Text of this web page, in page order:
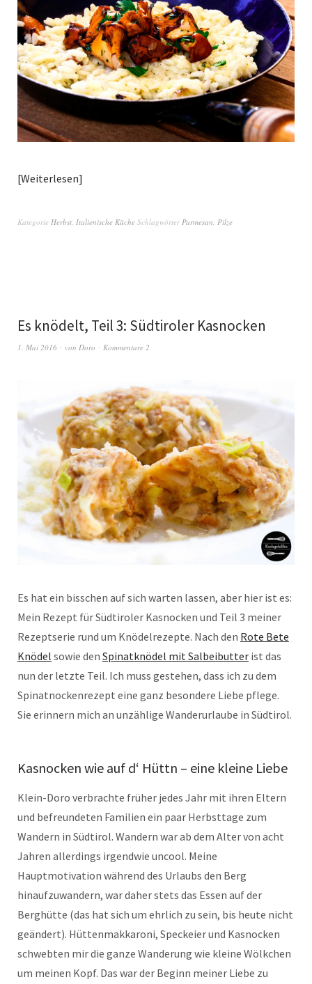
Weiterlesen
Kategorie Herbst Italienische Küche Schlagwörter Parmesan Pilze
Es knödelt, Teil 3: Südtiroler Kasnocken
1. Mai 2016 von Doro Kommentare 2
Es hat ein bisschen auf sich warten lassen, aber hier ist es:
Mein Rezept für Südtiroler Kasnocken und Teil 3 meiner
Rezeptserie rund um Knödelrezepte. Nach den Rote Bete
Knödel sowie den Spinatknödel mit Salbeibutter ist das
nun der letzte Teil. Ich muss gestehen, dass ich zu dem
Spinatnockenrezept eine ganz besondere Liebe pflege.
Sie erinnern mich an unzählige Wanderurlaube in Südtirol.
Kasnocken wie auf d‘ Hüttn – eine kleine Liebe
Klein-Doro verbrachte früher jedes Jahr mit ihren Eltern
und befreundeten Familien ein paar Herbsttage zum
Wandern in Südtirol. Wandern war ab dem Alter von acht
Jahren allerdings irgendwie uncool. Meine
Hauptmotivation während des Urlaubs den Berg
hinaufzuwandern, war daher stets das Essen auf der
Berghütte (das hat sich um ehrlich zu sein, bis heute nicht
geändert). Hüttenmakkaroni, Speckeier und Kasnocken
schwebten mir die ganze Wanderung wie kleine Wölkchen
um meinen Kopf. Das war der Beginn meiner Liebe zu